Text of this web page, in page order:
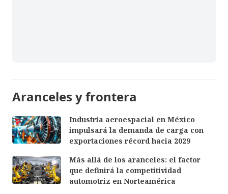
Aranceles y frontera
Industria aeroespacial en México
impulsará la demanda de carga con
exportaciones récord hacia 2029
Más allá de los aranceles: el factor
que definirá la competitividad
automotriz en Norteamérica